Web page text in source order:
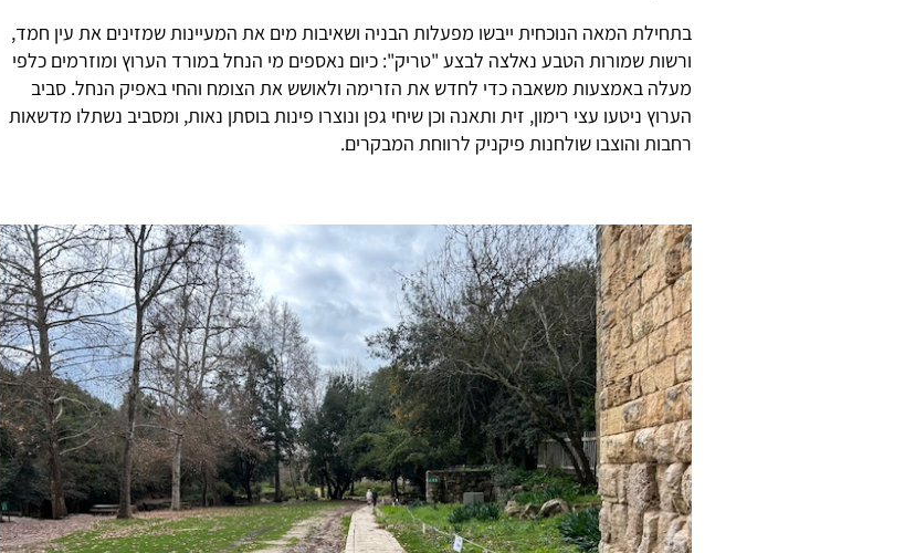
בתחילת המאה הנוכחית ייבשו מפעלות הבניה ושאיבות מים את המעיינות שמזינים את עין חמד,
ורשות שמורות הטבע נאלצה לבצע "טריק": כיום נאספים מי הנחל במורד הערוץ ומוזרמים כלפי
מעלה באמצעות משאבה כדי לחדש את הזרימה ולאושש את הצומח והחי באפיק הנחל. סביב
הערוץ ניטעו עצי רימון, זית ותאנה וכן שיחי גפן ונוצרו פינות בוסתן נאות, ומסביב נשתלו מדשאות
רחבות והוצבו שולחנות פיקניק לרווחת המבקרים.